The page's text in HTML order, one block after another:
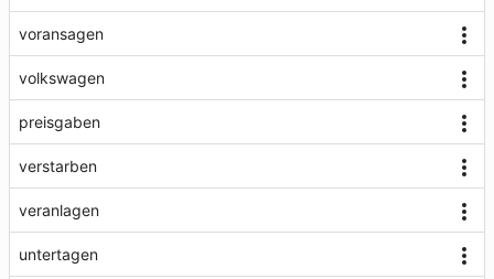
voransagen
volkswagen
preisgaben
verstarben
veranlagen
untertagen